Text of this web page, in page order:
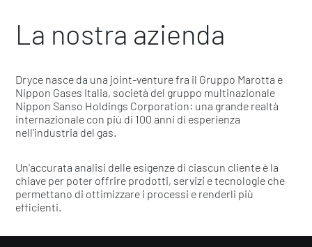
La nostra azienda
Dryce nasce da una joint-venture fra il Gruppo Marotta e
Nippon Gases Italia, società del gruppo multinazionale
Nippon Sanso Holdings Corporation: una grande realtà
internazionale con più di 100 anni di esperienza
nell'industria del gas.
Un'accurata analisi delle esigenze di ciascun cliente è la
chiave per poter offrire prodotti, servizi e tecnologie che
permettano di ottimizzare i processi e renderli più
efficienti.